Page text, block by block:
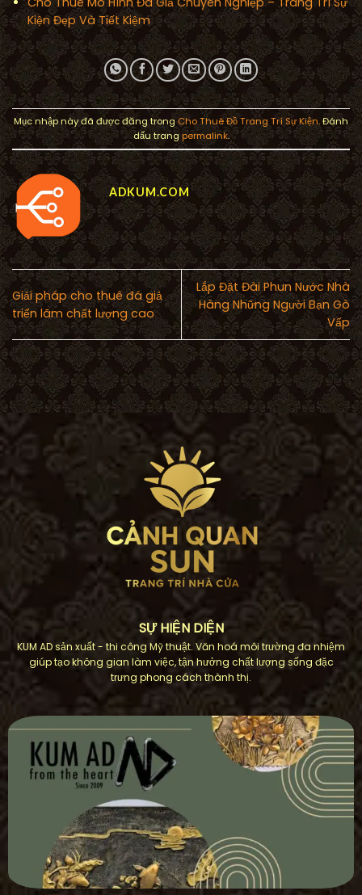
Kiện Đẹp Và Tiết Kiệm
Mục nhập này đã được đăng trongCho Thuê Đồ Trang Trí Sự Kiện. Đánh
dấu trangpermalink.
ADKUM.COM
Giải pháp cho thuê đá giả
triển lãm chất lượng cao
Lắp Đặt Đài Phun Nước Nhà
Hàng Những Người Bạn Gò
Vấp
SỰ HIỆN DIỆN
KUM AD sản xuất - thi công Mỹ thuật. Văn hoá môi trường đa nhiệm
giúp tạo không gian làm việc, tận hưởng chất lượng sống đặc
trưng phong cách thành thị.